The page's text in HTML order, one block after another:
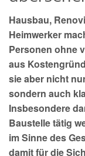
Hausbau,
Heimwerker
Personen ohne
aus
sie aber nicht
sondern auch
Insbesondere
Baustelle tätig
im Sinne des
damit für die